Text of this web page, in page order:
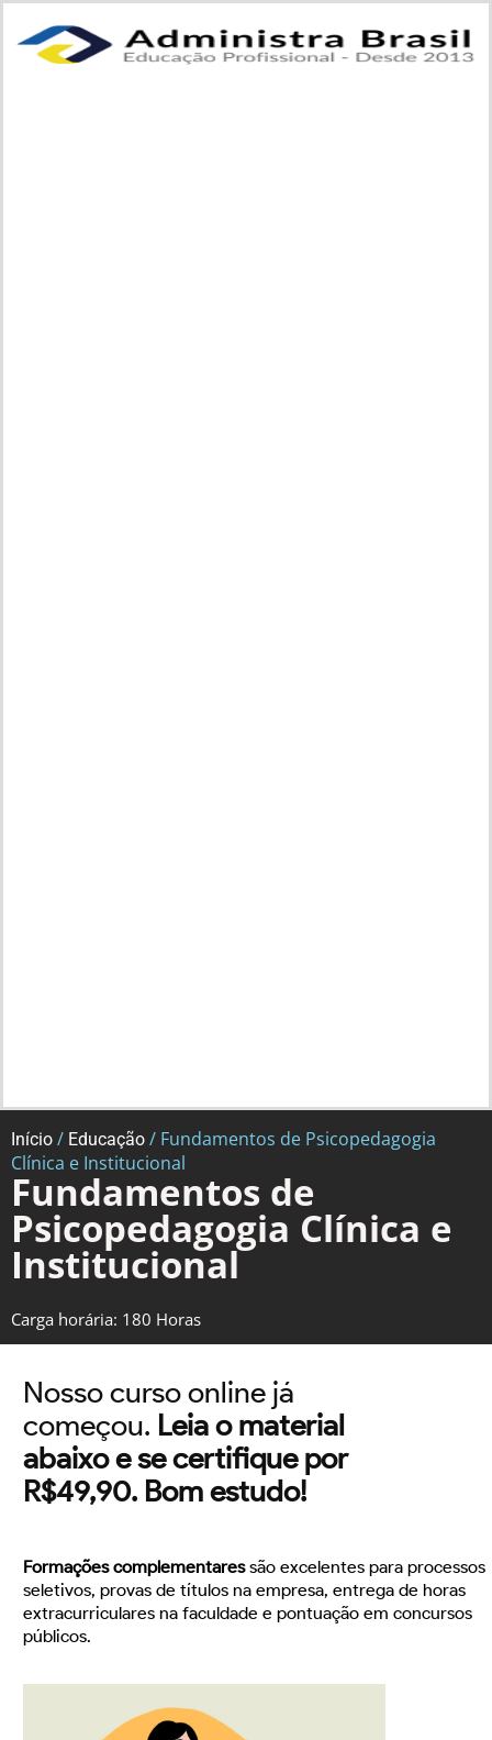
Início / Educação / Fundamentos de Psicopedagogia
Clínica e Institucional
Fundamentos de
Psicopedagogia Clínica e
Institucional
Carga horária: 180 Horas
Nosso curso online já
começou. Leia o material
abaixo e se certifique por
R$49,90. Bom estudo!
Formações complementaressão excelentes para processos
seletivos, provas de títulos na empresa, entrega de horas
extracurriculares na faculdade e pontuação em concursos
públicos.